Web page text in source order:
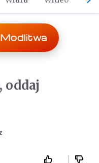
Modlitwa
oddaj